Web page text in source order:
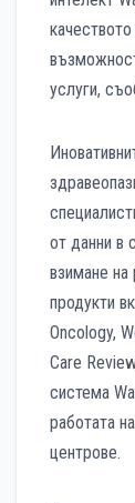
услуги,
от данни в
взимане на
продукти
Oncology,
Care
система
работата
центрове.